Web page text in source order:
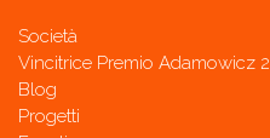
Società
Vincitrice Premio Adamowicz
Blog
Progetti